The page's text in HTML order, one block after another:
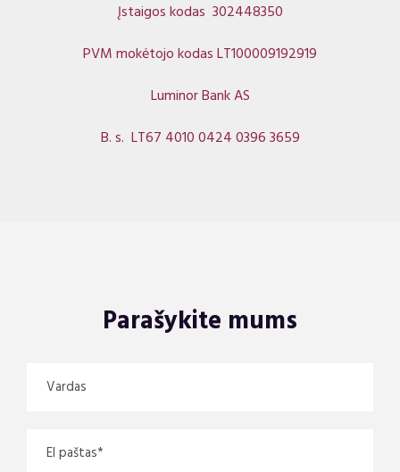
Įstaigos kodas 302448350
PVM mokėtojo kodas LT100009192919
Luminor Bank AS
B. s. LT67 4010 0424 0396 3659
Parašykite mums